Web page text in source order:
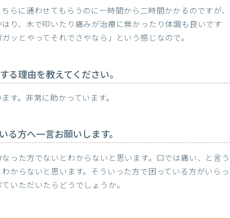
らに通わせてもらうのに一時間から二時間かかるのですが、
り、木で叩いたり痛みが治療に無かったり体調も良いです
ッとやってそれでさやなら」という感じなので。
る理由を教えてください。
す。非常に助かっています。
る方へ一言お願いします。
った方でないとわからないと思います。口では痛い、と言う
からないと思います。そういった方で困っている方がいらっ
いただいたらどうでしょうか。